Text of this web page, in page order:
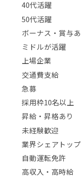
40代活躍
50代活躍
ボーナス・賞与
ミドルが活躍
上場企業
交通費支給
急募
採用枠10名以上
昇給・昇格あり
未経験歓迎
業界シェアトッ
自動運転免許
高収入・高時給